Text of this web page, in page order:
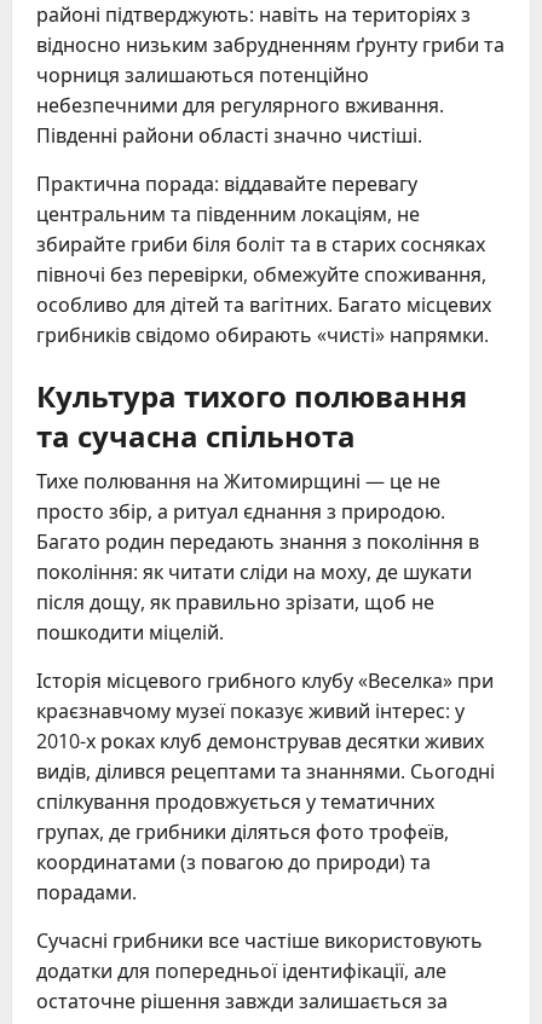
районі підтверджують: навіть на територіях з
відносно низьким забрудненням ґрунту гриби та
чорниця залишаються потенційно
небезпечними для регулярного вживання.
Південні райони області значно чистіші.
Практична порада: віддавайте перевагу
центральним та південним локаціям, не
збирайте гриби біля боліт та в старих сосняках
півночі без перевірки, обмежуйте споживання,
особливо для дітей та вагітних. Багато місцевих
грибників свідомо обирають «чисті» напрямки.
Культура тихого полювання
та сучасна спільнота
Тихе полювання на Житомирщині — це не
просто збір, а ритуал єднання з природою.
Багато родин передають знання з покоління в
покоління: як читати сліди на моху, де шукати
після дощу, як правильно зрізати, щоб не
пошкодити міцелій.
Історія місцевого грибного клубу «Веселка» при
краєзнавчому музеї показує живий інтерес: у
2010-х роках клуб демонстрував десятки живих
видів, ділився рецептами та знаннями. Сьогодні
спілкування продовжується у тематичних
групах, де грибники діляться фото трофеїв,
координатами (з повагою до природи) та
порадами.
Сучасні грибники все частіше використовують
додатки для попередньої ідентифікації, але
остаточне рішення завжди залишається за